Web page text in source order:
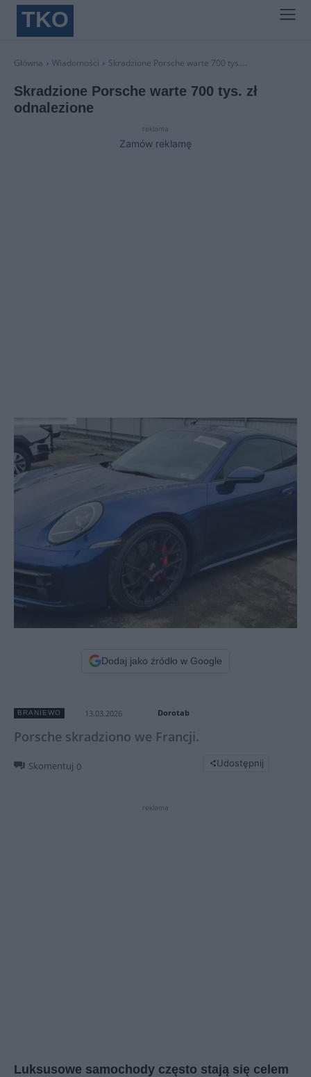
TKO
Główna Wiadomości Skradzione Porsche warte 700 tys....
Skradzione Porsche warte 700 tys. zł
odnalezione
reklama
Zamów reklamę
Dodaj jako źródło w Google
BRANIEWO 13.03.2026 Dorotab
Porsche skradziono we Francji.
Skomentuj 0 Udostępnij
reklama
Luksusowe samochody często stają się celem